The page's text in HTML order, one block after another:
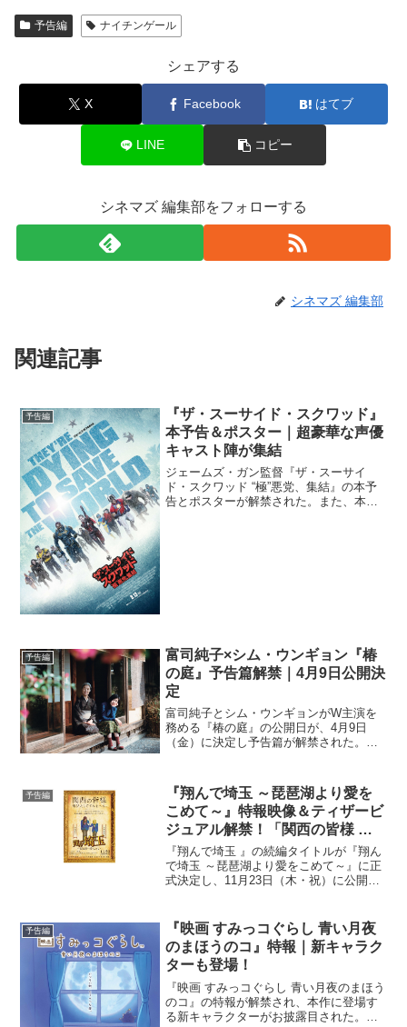
予告編 ナイチンゲール
シェアする
X Facebook はてブ
LINE コピー
シネマズ 編集部をフォローする
シネマズ 編集部
関連記事
予告編
『ザ・スーサイド・スクワッド』
本予告＆ポスター｜超豪華な声優
キャスト陣が集結
ジェームズ・ガン監督『ザ・スーサイ
ド・スクワッド “極”悪党、集結』の本予
告とポスターが解禁された。また、本作
予告編
富司純子×シム・ウンギョン『椿
の庭』予告篇解禁｜4月9日公開決
定
富司純子とシム・ウンギョンがW主演を
務める『椿の庭』の公開日が、4月9日
（金）に決定し予告篇が解禁された。本
る渚（シム・ウンギョン）、そしてそこ
を訪れる人々の一年間を描...
予告編
『翔んで埼玉 ～琵琶湖より愛を
こめて～』特報映像＆ティザービ
ジュアル解禁！「関西の皆様 飛
び火してすんまへん。」
『翔んで埼玉 』の続編タイトルが『翔ん
で埼玉 ～琵琶湖より愛をこめて～』に正
式決定し、11月23日（木・祝）に公開さ
今回解禁となったのは、壮大な(⁉)航海シ
ーンからスタ...
予告編
『映画 すみっコぐらし 青い月夜
のまほうのコ』特報｜新キャラク
ターも登場！
『映画 すみっコぐらし 青い月夜のまほう
のコ』の特報が解禁され、本作に登場す
る新キャラクターがお披露目された。